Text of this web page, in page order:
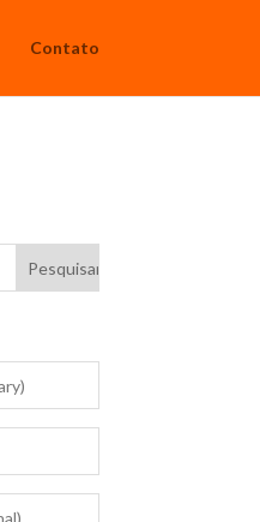
Contato